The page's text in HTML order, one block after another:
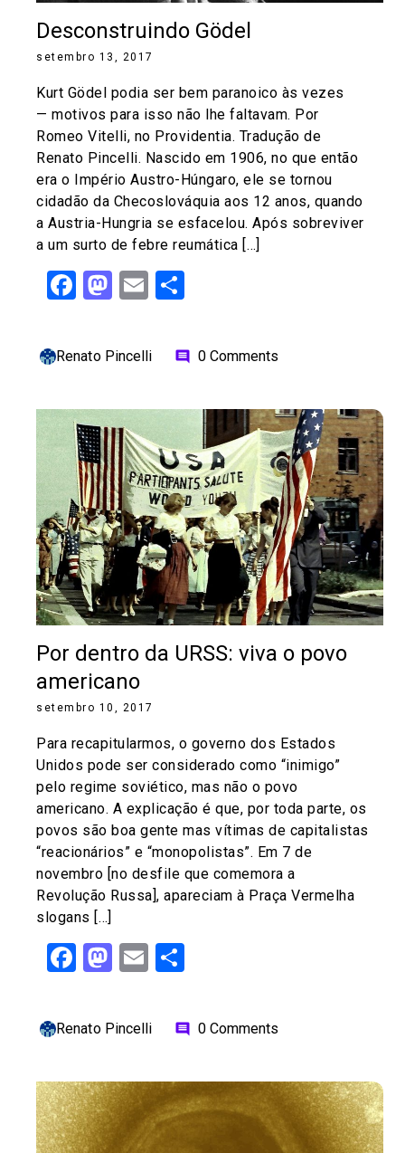
Desconstruindo Gödel
setembro 13, 2017
Kurt Gödel podia ser bem paranoico às vezes
— motivos para isso não lhe faltavam. Por
Romeo Vitelli, no Providentia. Tradução de
Renato Pincelli. Nascido em 1906, no que então
era o Império Austro-Húngaro, ele se tornou
cidadão da Checoslováquia aos 12 anos, quando
a Austria-Hungria se esfacelou. Após sobreviver
a um surto de febre reumática […]
Facebook
Mastodon
Email
Renato Pincelli comment 0 Comments
Por dentro da URSS: viva o povo
americano
setembro 10, 2017
Para recapitularmos, o governo dos Estados
Unidos pode ser considerado como “inimigo”
pelo regime soviético, mas não o povo
americano. A explicação é que, por toda parte, os
povos são boa gente mas vítimas de capitalistas
“reacionários” e “monopolistas”. Em 7 de
novembro [no desfile que comemora a
Revolução Russa], apareciam à Praça Vermelha
slogans […]
Facebook
Mastodon
Email
Renato Pincelli comment 0 Comments